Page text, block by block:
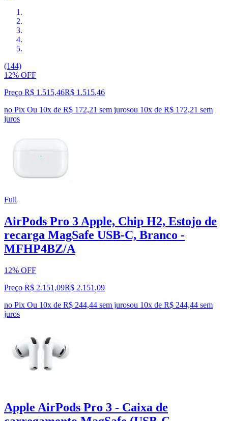
(144)
12% OFF
Preço R$ 1.515,46R$ 1.515,46
no Pix Ou 10x de R$ 172,21 sem jurosou 10x de R$ 172,21 sem
juros
Full
AirPods Pro 3 Apple, Chip H2, Estojo de
recarga MagSafe USB-C, Branco -
MFHP4BZ/A
12% OFF
Preço R$ 2.151,09R$ 2.151 ,09
no Pix Ou 10x de R$ 244,44 sem jurosou 10x de R$ 244,44 sem
juros
Apple AirPods Pro 3 - Caixa de